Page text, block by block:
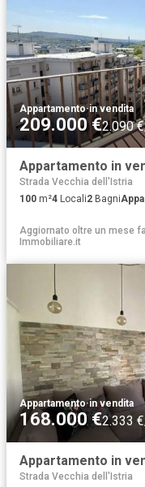
Appartamento·in vendita
209.000 €2.090
Appartamento in
Strada Vecchia dell'Istria
100 m²4 Locali2 Bagni
Aggiornato oltre un mese
Immobiliare.it
Appartamento·in vendita
168.000 €2.333
Appartamento in
Strada Vecchia dell'Istria